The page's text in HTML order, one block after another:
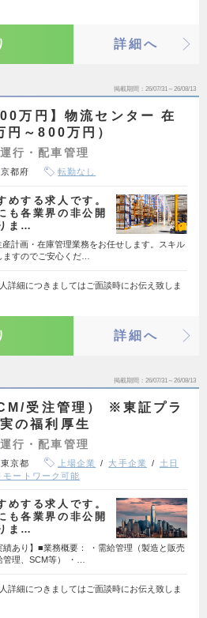
詳細へ
掲載期間 26/07/31～26/08/13
万円】物流センター 在
円～800万円）
行・配車管理
京都府 転勤なし
めする求人です。
も各業界の非公開
ま…
計画・在庫管理業務をお任せします。スキル
すのでご安心くだ…
詳細につきましてはご面談時にお伝え致しま
詳細へ
掲載期間 26/07/31～26/08/13
受注管理） ※東証プラ
の福利厚生
行・配車管理
東京都 上場企業 大手企業
土日
モートワーク可能
めする求人です。
も各業界の非公開
ま…
績あり】■業務概要： ・需給管理（製造と販売
理、SCM等） ・…
詳細につきましてはご面談時にお伝え致しま